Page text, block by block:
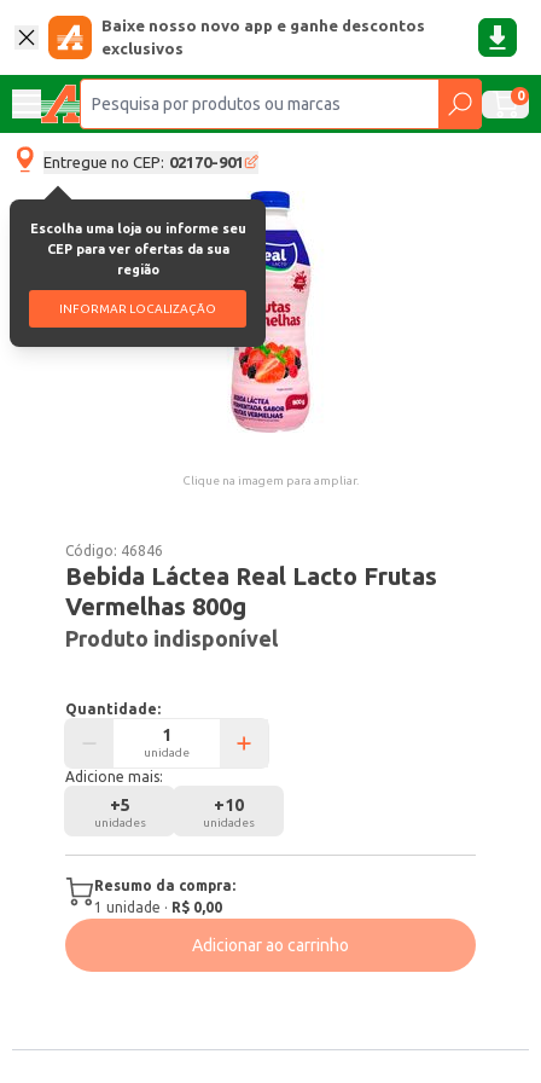
Baixe nosso novo app e ganhe descontos
exclusivos
0
Entregue no CEP: 02170-901
Escolha uma loja ou informe seu
CEP para ver ofertas da sua
região
INFORMAR LOCALIZAÇÃO
Clique na imagem para ampliar.
Código: 46846
Bebida Láctea Real Lacto Frutas
Vermelhas 800g
Produto indisponível
Quantidade:
unidade
Adicione mais:
+5
unidades
+10
unidades
Resumo da compra:
1 unidade · R$ 0,00
Adicionar ao carrinho